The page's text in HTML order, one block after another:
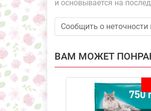
и основывается на
Сообщить о неточности
ВАМ МОЖЕТ